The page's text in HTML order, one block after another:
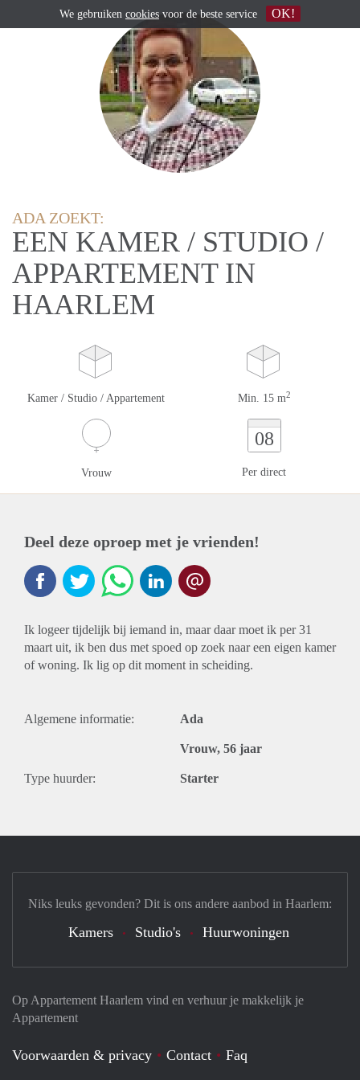
ADA ZOEKT:
EEN KAMER / STUDIO /
APPARTEMENT IN
HAARLEM
Kamer / Studio / Appartement Min. 15 m2
Vrouw
08
Per direct
Deel deze oproep met je vrienden!
Ik logeer tijdelijk bij iemand in, maar daar moet ik per 31
maart uit, ik ben dus met spoed op zoek naar een eigen kamer
of woning. Ik lig op dit moment in scheiding.
Algemene informatie: Ada
Vrouw, 56 jaar
Type huurder: Starter
Op Appartement Haarlem vind en verhuur je makkelijk je
Appartement
Voorwaarden & privacy Contact
Faq
Niks leuks gevonden? Dit is ons andere aanbod in Haarlem:
Kamers Studio's Huurwoningen
We gebruiken cookies voor de beste service OK!